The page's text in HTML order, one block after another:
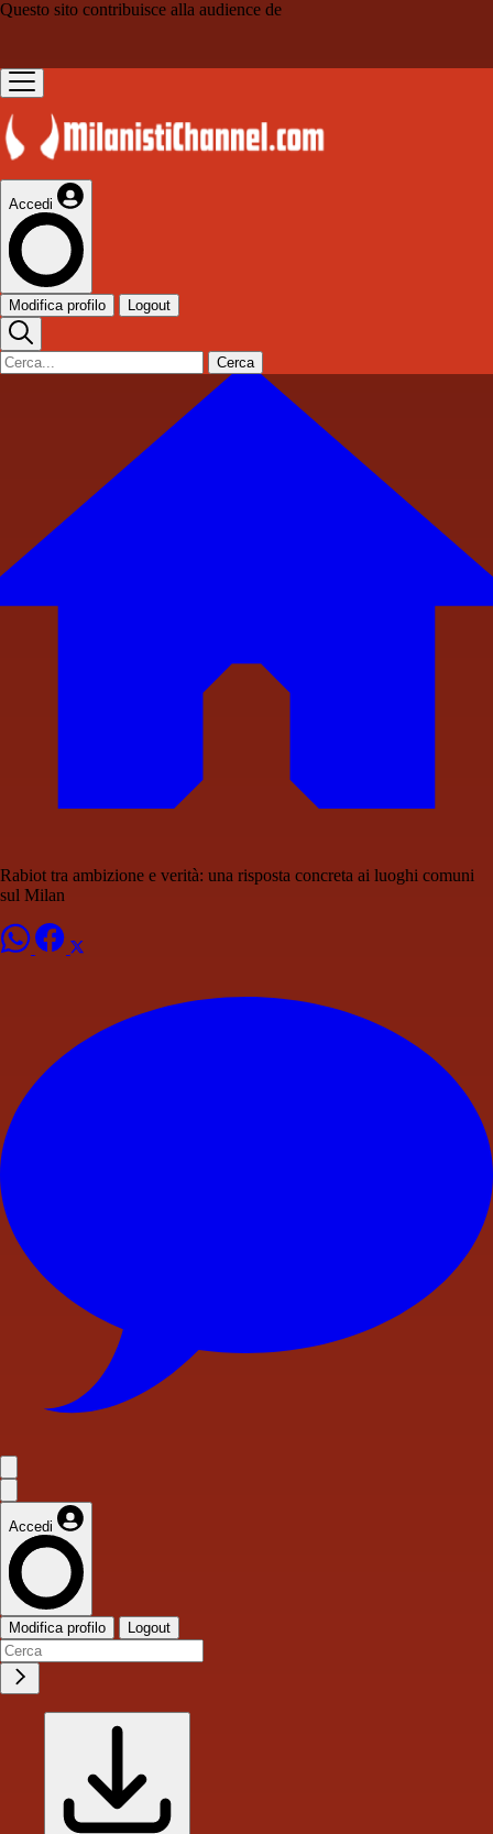
Questo sito contribuisce alla audience de
Accedi
Modifica profilo Logout
Cerca
Rabiot tra ambizione e verità: una risposta concreta ai luoghi comuni
sul Milan
Accedi
Modifica profilo Logout